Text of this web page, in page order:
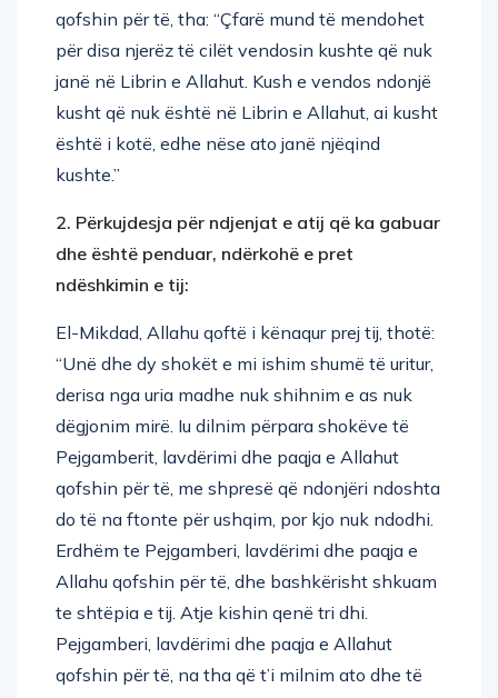
qofshin për të, tha: “Çfarë mund të mendohet
për disa njerëz të cilët vendosin kushte që nuk
janë në Librin e Allahut. Kush e vendos ndonjë
kusht që nuk është në Librin e Allahut, ai kusht
është i kotë, edhe nëse ato janë njëqind
kushte.”
2. Përkujdesja për ndjenjat e atij që ka gabuar
dhe është penduar, ndërkohë e pret
ndëshkimin e tij:
El-Mikdad, Allahu qoftë i kënaqur prej tij, thotë:
“Unë dhe dy shokët e mi ishim shumë të uritur,
derisa nga uria madhe nuk shihnim e as nuk
dëgjonim mirë. Iu dilnim përpara shokëve të
Pejgamberit, lavdërimi dhe paqja e Allahut
qofshin për të, me shpresë që ndonjëri ndoshta
do të na ftonte për ushqim, por kjo nuk ndodhi.
Erdhëm te Pejgamberi, lavdërimi dhe paqja e
Allahu qofshin për të, dhe bashkërisht shkuam
te shtëpia e tij. Atje kishin qenë tri dhi.
Pejgamberi, lavdërimi dhe paqja e Allahut
qofshin për të, na tha që t’i milnim ato dhe të